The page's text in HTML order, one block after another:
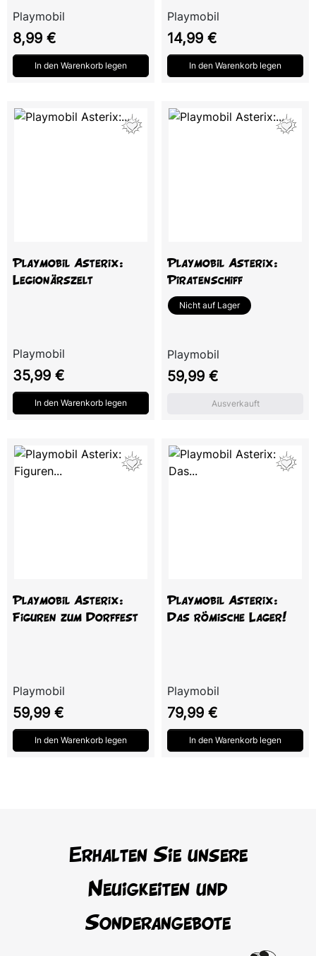
Playmobil
Preis
8,99 €
In den Warenkorb legen
Playmobil
Preis
14,99 €
In den Warenkorb legen
Playmobil Asterix:
Legionärszelt
Playmobil
Preis
35,99 €
In den Warenkorb legen
Playmobil Asterix:
Piratenschiff
Nicht auf Lager
Playmobil
Preis
59,99 €
Ausverkauft
Playmobil Asterix:
Figuren zum Dorffest
Playmobil
Preis
59,99 €
In den Warenkorb legen
Playmobil Asterix:
Das römische Lager!
Playmobil
Preis
79,99 €
In den Warenkorb legen
Erhalten Sie unsere
Neuigkeiten und
Sonderangebote